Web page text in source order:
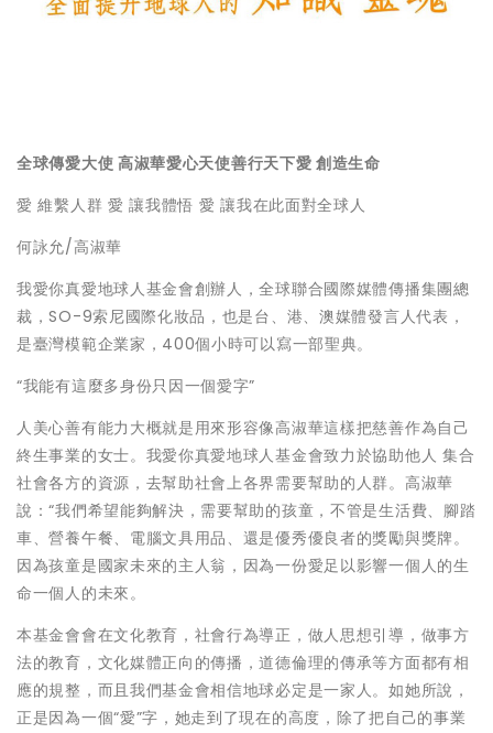
全球傳愛大使 高淑華愛心天使善行天下愛 創造生命
愛 維繫人群 愛 讓我體悟 愛 讓我在此面對全球人
何詠允/高淑華
我愛你真愛地球人基金會創辦人，全球聯合國際媒體傳播集團總
裁，SO-9索尼國際化妝品，也是台、港、澳媒體發言人代表，
是臺灣模範企業家，400個小時可以寫一部聖典。
“我能有這麼多身份只因一個愛字”
人美心善有能力大概就是用來形容像高淑華這樣把慈善作為自己
終生事業的女士。我愛你真愛地球人基金會致力於協助他人 集合
社會各方的資源，去幫助社會上各界需要幫助的人群。高淑華
說：“我們希望能夠解決，需要幫助的孩童，不管是生活費、腳踏
車、營養午餐、電腦文具用品、還是優秀優良者的獎勵與獎牌。
因為孩童是國家未來的主人翁，因為一份愛足以影響一個人的生
命一個人的未來。
本基金會會在文化教育，社會行為導正，做人思想引導，做事方
法的教育，文化媒體正向的傳播，道德倫理的傳承等方面都有相
應的規整，而且我們基金會相信地球必定是一家人。如她所說，
正是因為一個“愛”字，她走到了現在的高度，除了把自己的事業